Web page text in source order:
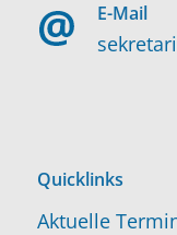
E-Mail
Quicklinks
Aktuelle